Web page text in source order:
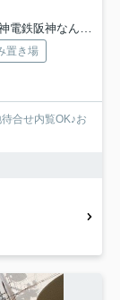
鉄阪神なんば「伝法」駅 徒歩10分
置き場
合せ内覧OK♪お